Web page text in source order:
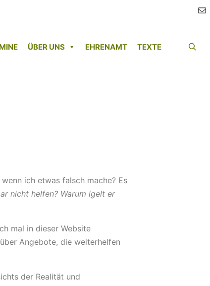
ÜBER UNS EHRENAMT TEXTE
ich etwas falsch mache? Es
nicht helfen? Warum igelt er
mal in dieser Website
Angebote, die weiterhelfen
der Realität und